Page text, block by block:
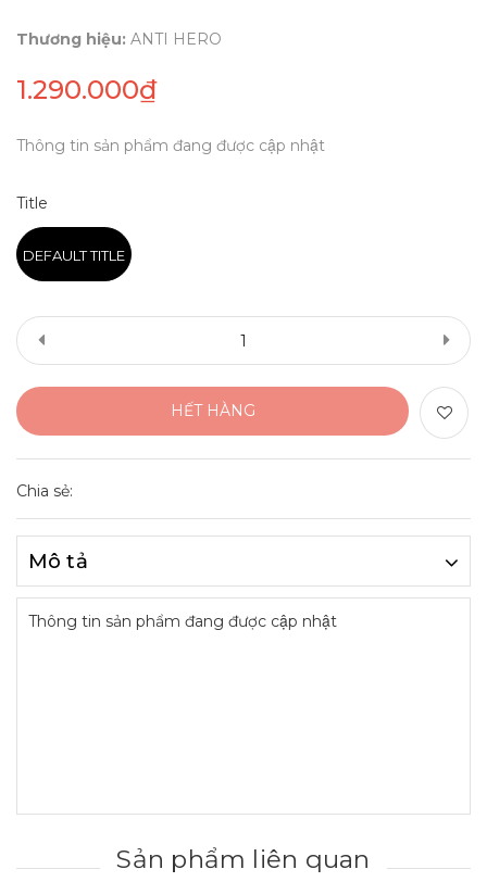
Thương hiệu: ANTI HERO
1.290.000₫
Thông tin sản phẩm đang được cập nhật
Title
DEFAULT TITLE
HẾT HÀNG
Chia sẻ:
Mô tả
Thông tin sản phẩm đang được cập nhật
Sản phẩm liên quan